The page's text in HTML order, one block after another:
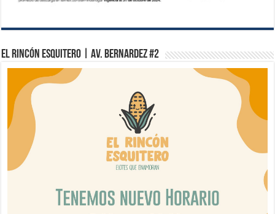
El Rincón Esquitero | Av. Bernardez #2